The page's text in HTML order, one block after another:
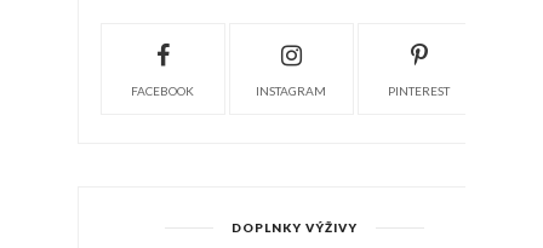
FACEBOOK INSTAGRAM PINTEREST
DOPLNKY VÝŽIVY